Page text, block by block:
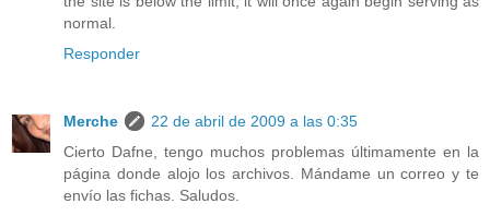
normal.
Responder
Merche
22 de abril de 2009 a las 0:35
Cierto Dafne, tengo muchos problemas últimamente en la
página donde alojo los archivos. Mándame un correo y te
envío las fichas. Saludos.